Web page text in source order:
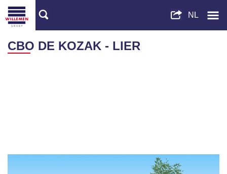
CBO DE KOZAK - LIER